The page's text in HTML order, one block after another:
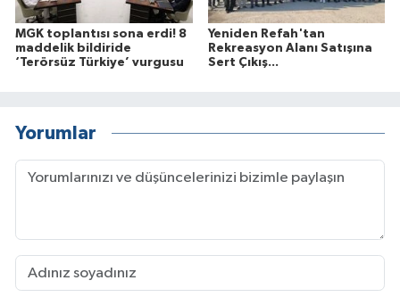
MGK toplantısı sona erdi! 8
maddelik bildiride
‘Terörsüz Türkiye’ vurgusu
Yeniden Refah'tan
Rekreasyon Alanı Satışına
Sert Çıkış...
Yorumlar